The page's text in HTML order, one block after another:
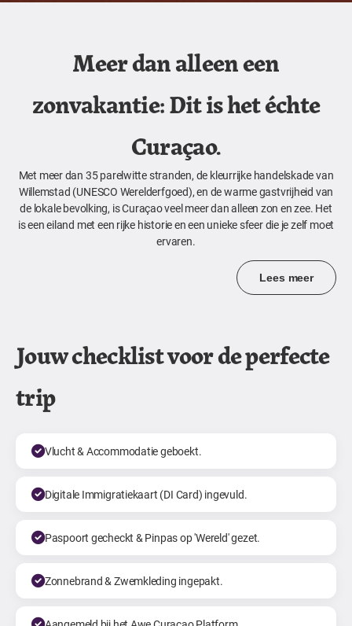
Meer dan alleen een
zonvakantie: Dit is het échte
Curaçao.
Met meer dan 35 parelwitte stranden, de kleurrijke handelskade van
Willemstad (UNESCO Werelderfgoed), en de warme gastvrijheid van
de lokale bevolking, is Curaçao veel meer dan alleen zon en zee. Het
is een eiland met een rijke historie en een unieke sfeer die je zelf moet
ervaren.
Lees meer
Jouw checklist voor de perfecte
trip
Vlucht & Accommodatie geboekt.
Digitale Immigratiekaart (DI Card) ingevuld.
Paspoort gecheckt & Pinpas op 'Wereld' gezet.
Zonnebrand & Zwemkleding ingepakt.